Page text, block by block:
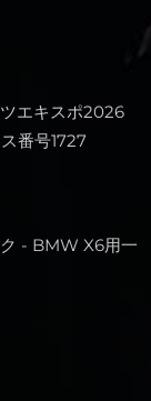
エキスポ2026
番号1727
- BMW X6用一